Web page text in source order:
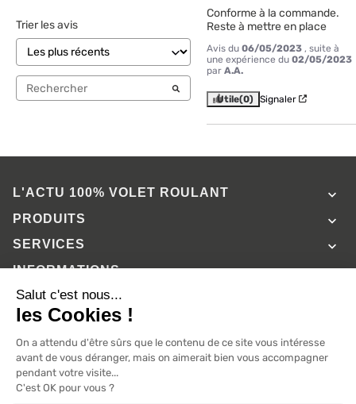
Trier les avis
Conforme à la commande.
Reste à mettre en place
Avis du 06/05/2023 , suite à
une expérience du 02/05/2023
par A.A.
Utile(0) Signaler
L'ACTU 100%VOLET ROULANT 
PRODUITS 
SERVICES 
INFORMATIONS 
A propos de 100% volets roulant FAQ Avis clients
Conditions générales de vente